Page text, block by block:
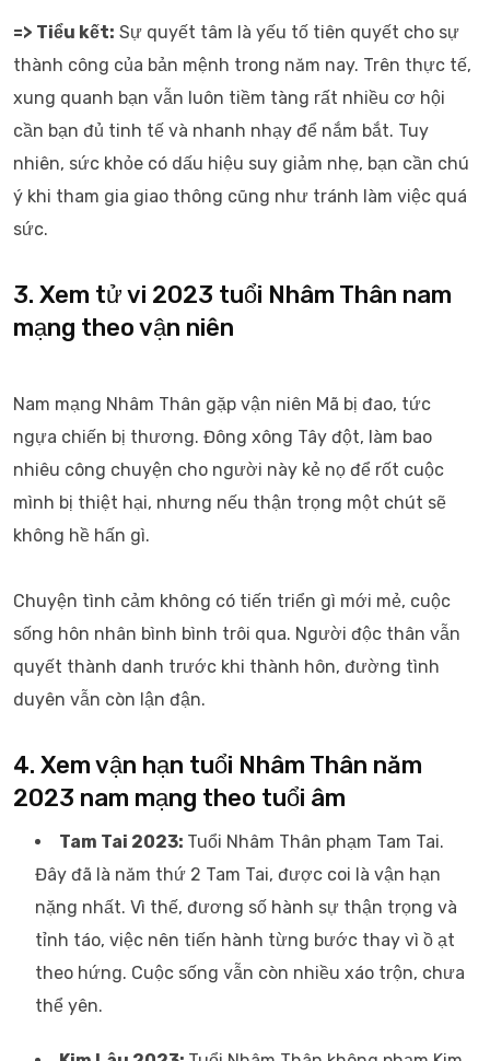
=> Tiểu kết: Sự quyết tâm là yếu tố tiên quyết cho sự
thành công của bản mệnh trong năm nay. Trên thực tế,
xung quanh bạn vẫn luôn tiềm tàng rất nhiều cơ hội
cần bạn đủ tinh tế và nhanh nhạy để nắm bắt. Tuy
nhiên, sức khỏe có dấu hiệu suy giảm nhẹ, bạn cần chú
ý khi tham gia giao thông cũng như tránh làm việc quá
sức.
3. Xem tử vi 2023 tuổi Nhâm Thân nam
mạng theo vận niên
Nam mạng Nhâm Thân gặp vận niên Mã bị đao, tức
ngựa chiến bị thương. Đông xông Tây đột, làm bao
nhiêu công chuyện cho người này kẻ nọ để rốt cuộc
mình bị thiệt hại, nhưng nếu thận trọng một chút sẽ
không hề hấn gì.
Chuyện tình cảm không có tiến triển gì mới mẻ, cuộc
sống hôn nhân bình bình trôi qua. Người độc thân vẫn
quyết thành danh trước khi thành hôn, đường tình
duyên vẫn còn lận đận.
4. Xem vận hạn tuổi Nhâm Thân năm
2023 nam mạng theo tuổi âm
Tam Tai 2023: Tuổi Nhâm Thân phạm Tam Tai.
Đây đã là năm thứ 2 Tam Tai, được coi là vận hạn
nặng nhất. Vì thế, đương số hành sự thận trọng và
tỉnh táo, việc nên tiến hành từng bước thay vì ồ ạt
theo hứng. Cuộc sống vẫn còn nhiều xáo trộn, chưa
thể yên.